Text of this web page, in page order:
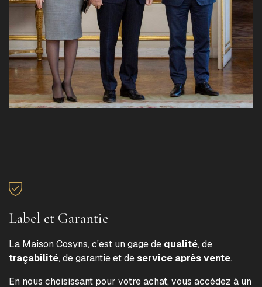
Label et Garantie
La Maison Cosyns, c'est un gage de qualité, de
traçabilité, de garantie et deservice après vente.
En nous choisissant pour votre achat, vous accédez à un